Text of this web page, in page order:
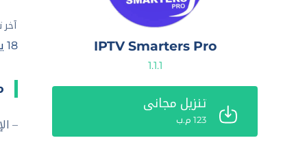
IPTV Smarters Pro
1.1.1
تنزيل مجاني
123 م.ب
آخر
18 يونيو، 2025
–